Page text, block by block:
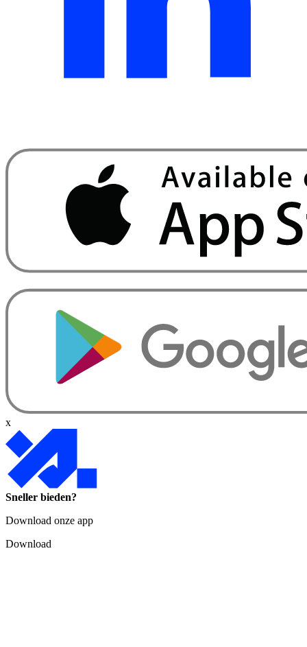
x
Sneller bieden?
Download onze app
Download